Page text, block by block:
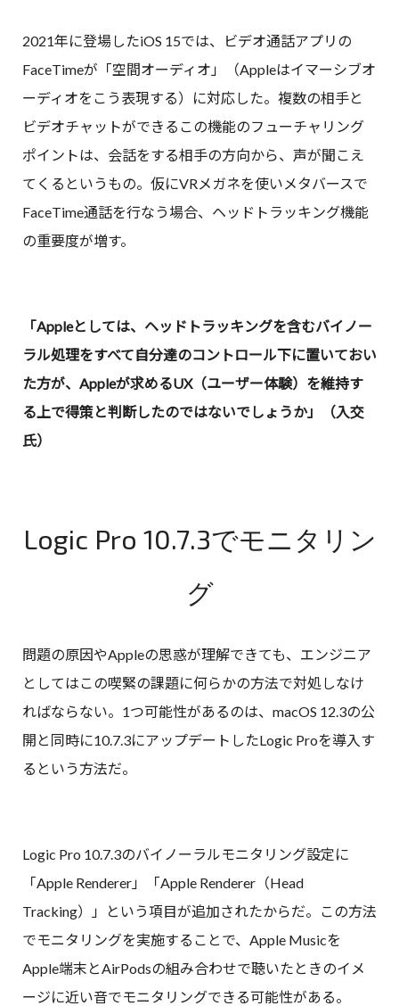
2021年に登場したiOS 15では、ビデオ通話アプリの
FaceTimeが「空間オーディオ」（Appleはイマーシブオ
ーディオをこう表現する）に対応した。複数の相手と
ビデオチャットができるこの機能のフューチャリング
ポイントは、会話をする相手の方向から、声が聞こえ
てくるというもの。仮にVRメガネを使いメタバースで
FaceTime通話を行なう場合、ヘッドトラッキング機能
の重要度が増す。
「Appleとしては、ヘッドトラッキングを含むバイノー
ラル処理をすべて自分達のコントロール下に置いておい
た方が、Appleが求めるUX（ユーザー体験）を維持す
る上で得策と判断したのではないでしょうか」（入交
氏）
Logic Pro 10.7.3でモニタリン
グ
問題の原因やAppleの思惑が理解できても、エンジニア
としてはこの喫緊の課題に何らかの方法で対処しなけ
ればならない。1つ可能性があるのは、macOS 12.3の公
開と同時に10.7.3にアップデートしたLogic Proを導入す
るという方法だ。
Logic Pro 10.7.3のバイノーラルモニタリング設定に
「Apple Renderer」「Apple Renderer（Head
Tracking）」という項目が追加されたからだ。この方法
でモニタリングを実施することで、Apple Musicを
Apple端末とAirPodsの組み合わせで聴いたときのイメ
ージに近い音でモニタリングできる可能性がある。